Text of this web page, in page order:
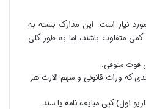
نیاز است. این مدارک بسته به
متفاوت باشند، اما به طور کلی
فوت متوفی.
که وراث قانونی و سهم الارث هر
اول) کپی مبایعه نامه یا سند